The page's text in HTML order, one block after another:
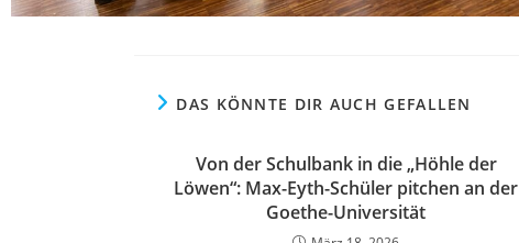
DAS KÖNNTE DIR AUCH GEFALLEN
Von der Schulbank in die „Höhle der
Löwen“: Max-Eyth-Schüler pitchen an der
Goethe-Universität